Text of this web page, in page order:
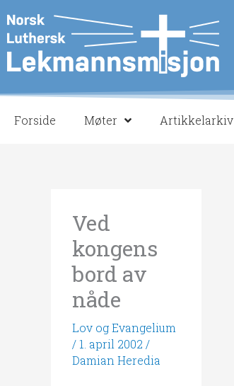
rett
til
innholdet
Forside Møter Artikkelarkiv
Ved
kongens
bord av
nåde
Lov og Evangelium
/ 1. april 2002 /
Damian Heredia